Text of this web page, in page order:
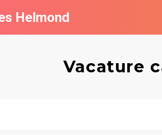
Helmond
Vacature